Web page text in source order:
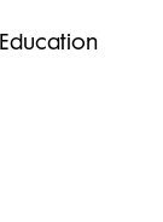
Education